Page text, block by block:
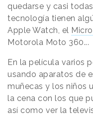
quedarse y casi
tecnología tienen
Apple Watch, el
Motorola Moto 360...
En la película varios
usando aparatos de
muñecas y los niños
la cena con los que
así como ver la